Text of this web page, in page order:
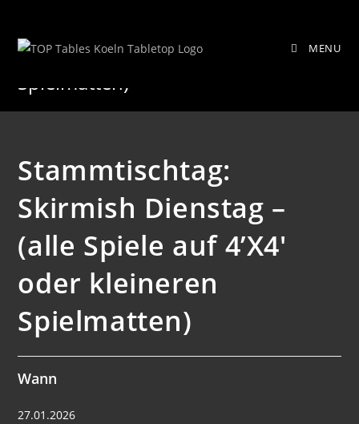
springen
MENU
(alle Spiele auf 4’X4′ oder kleineren
Spielmatten)
Stammtischtag:
Skirmish Dienstag –
(alle Spiele auf 4’X4′
oder kleineren
Spielmatten)
Wann
27.01.2026